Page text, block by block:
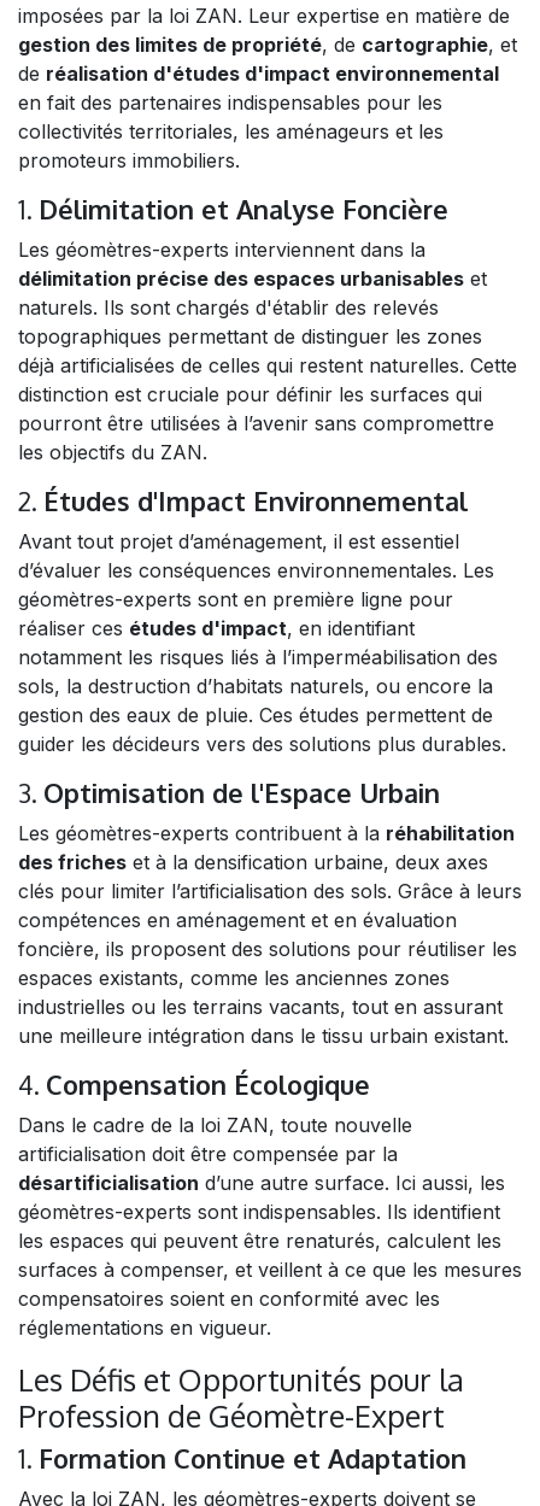
imposées par la loi ZAN. Leur expertise en matière de
gestion des limites de propriété, de cartographie, et
de réalisation d'études d'impact environnemental
en fait des partenaires indispensables pour les
collectivités territoriales, les aménageurs et les
promoteurs immobiliers.
1. Délimitation et Analyse Foncière
Les géomètres-experts interviennent dans la
délimitation précise des espaces urbanisables et
naturels. Ils sont chargés d'établir des relevés
topographiques permettant de distinguer les zones
déjà artificialisées de celles qui restent naturelles. Cette
distinction est cruciale pour définir les surfaces qui
pourront être utilisées à l’avenir sans compromettre
les objectifs du ZAN.
2. Études d'Impact Environnemental
Avant tout projet d’aménagement, il est essentiel
d’évaluer les conséquences environnementales. Les
géomètres-experts sont en première ligne pour
réaliser ces études d'impact, en identifiant
notamment les risques liés à l’imperméabilisation des
sols, la destruction d’habitats naturels, ou encore la
gestion des eaux de pluie. Ces études permettent de
guider les décideurs vers des solutions plus durables.
3. Optimisation de l'Espace Urbain
Les géomètres-experts contribuent à la réhabilitation
des friches et à la densification urbaine, deux axes
clés pour limiter l’artificialisation des sols. Grâce à leurs
compétences en aménagement et en évaluation
foncière, ils proposent des solutions pour réutiliser les
espaces existants, comme les anciennes zones
industrielles ou les terrains vacants, tout en assurant
une meilleure intégration dans le tissu urbain existant.
4. Compensation Écologique
Dans le cadre de la loi ZAN, toute nouvelle
artificialisation doit être compensée par la
désartificialisation d’une autre surface. Ici aussi, les
géomètres-experts sont indispensables. Ils identifient
les espaces qui peuvent être renaturés, calculent les
surfaces à compenser, et veillent à ce que les mesures
compensatoires soient en conformité avec les
réglementations en vigueur.
Les Défis et Opportunités pour la
Profession de Géomètre-Expert
1. Formation Continue et Adaptation
Avec la loi ZAN, les géomètres-experts doivent se